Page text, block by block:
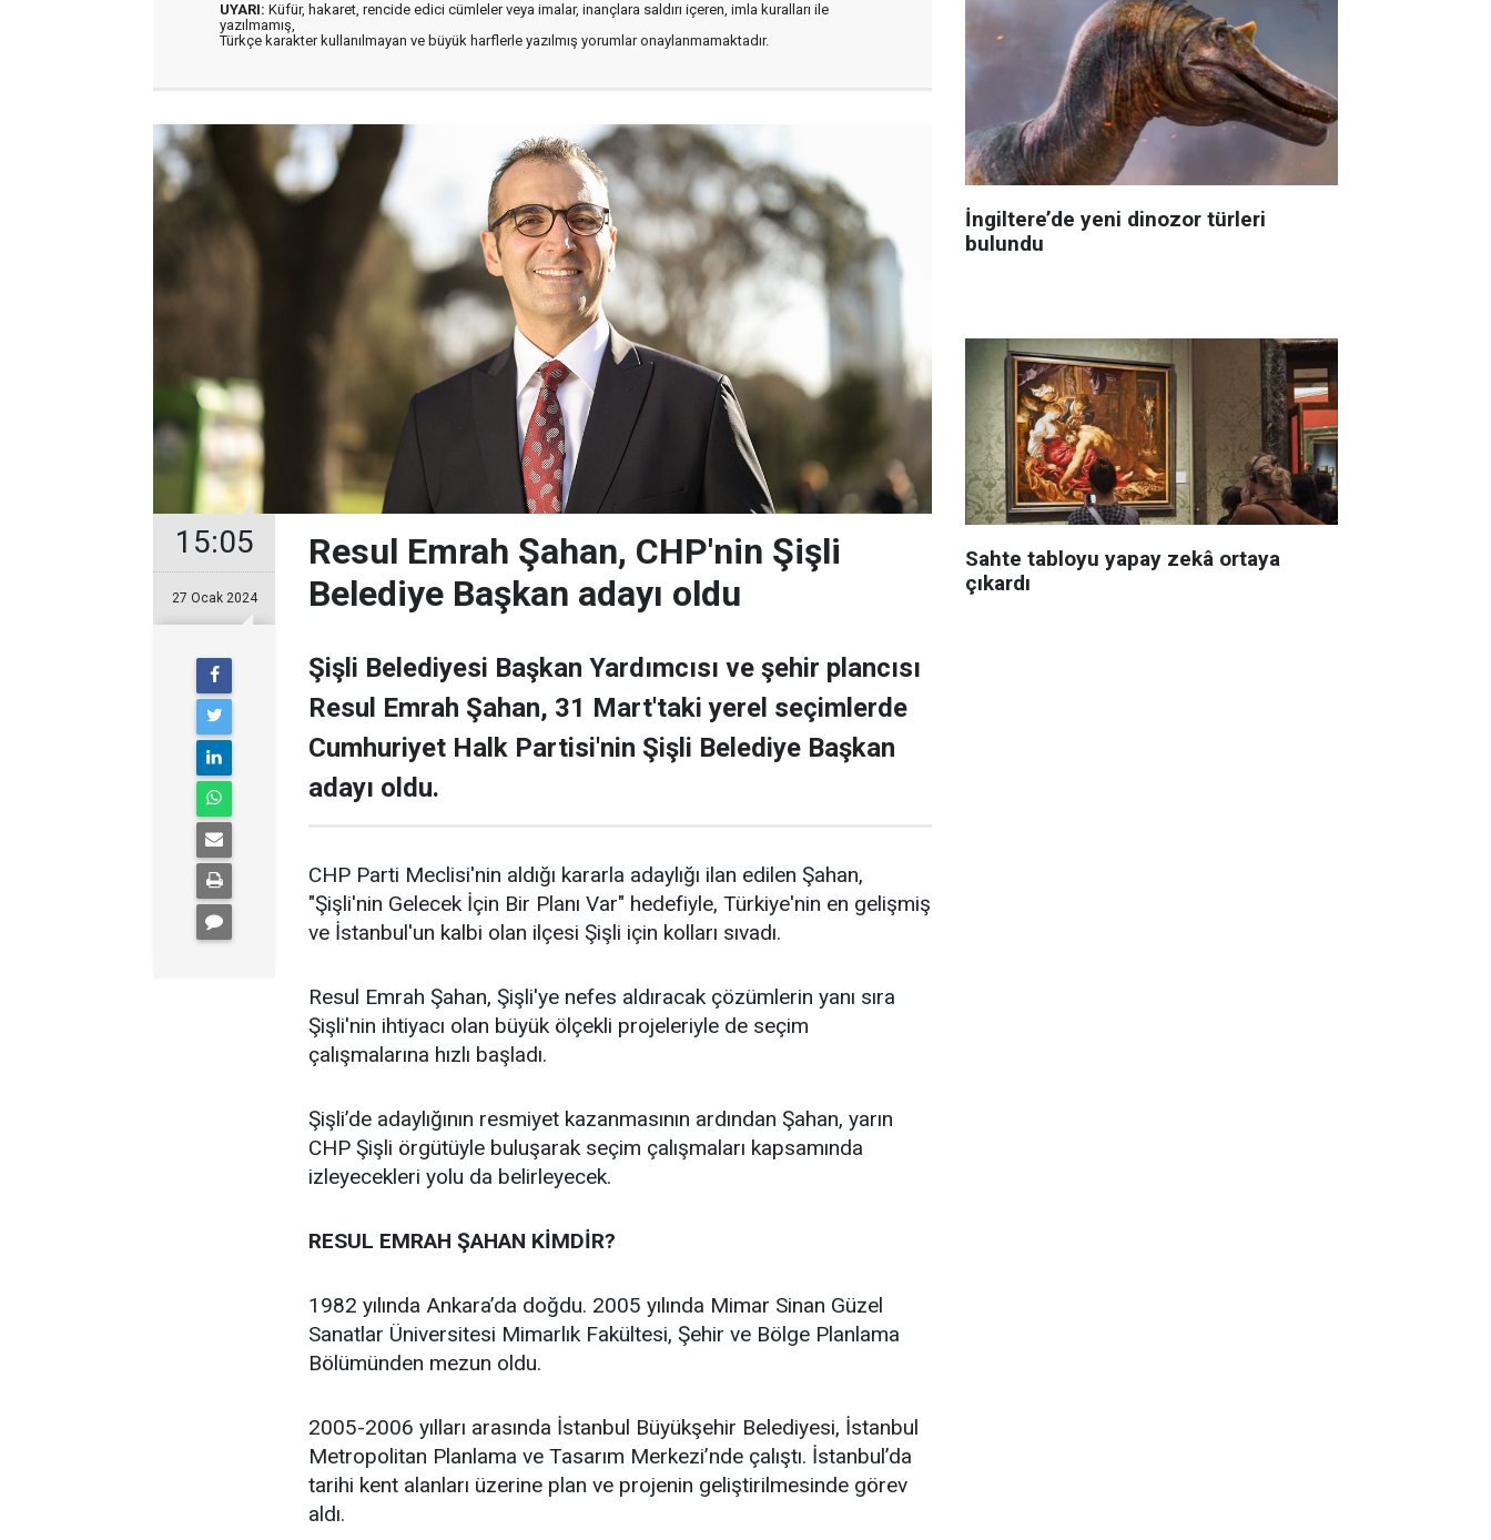
UYARI: Küfür, hakaret, rencide edici cümleler veya imalar, inançlara saldırı içeren, imla kuralları ile
yazılmamış,
Türkçe karakter kullanılmayan ve büyük harflerle yazılmış yorumlar onaylanmamaktadır.
15:05
27 Ocak 2024
Resul Emrah Şahan, CHP'nin Şişli
Belediye Başkan adayı oldu
Şişli Belediyesi Başkan Yardımcısı ve şehir plancısı
Resul Emrah Şahan, 31 Mart'taki yerel seçimlerde
Cumhuriyet Halk Partisi'nin Şişli Belediye Başkan
adayı oldu.
CHP Parti Meclisi'nin aldığı kararla adaylığı ilan edilen Şahan,
"Şişli'nin Gelecek İçin Bir Planı Var" hedefiyle, Türkiye'nin en gelişmiş
ve İstanbul'un kalbi olan ilçesi Şişli için kolları sıvadı.
Resul Emrah Şahan, Şişli'ye nefes aldıracak çözümlerin yanı sıra
Şişli'nin ihtiyacı olan büyük ölçekli projeleriyle de seçim
çalışmalarına hızlı başladı.
Şişli’de adaylığının resmiyet kazanmasının ardından Şahan, yarın
CHP Şişli örgütüyle buluşarak seçim çalışmaları kapsamında
izleyecekleri yolu da belirleyecek.
RESUL EMRAH ŞAHAN KİMDİR?
1982 yılında Ankara’da doğdu. 2005 yılında Mimar Sinan Güzel
Sanatlar Üniversitesi Mimarlık Fakültesi, Şehir ve Bölge Planlama
Bölümünden mezun oldu.
2005-2006 yılları arasında İstanbul Büyükşehir Belediyesi, İstanbul
Metropolitan Planlama ve Tasarım Merkezi’nde çalıştı. İstanbul’da
tarihi kent alanları üzerine plan ve projenin geliştirilmesinde görev
aldı.
İngiltere’de yeni dinozor türleri
bulundu
Sahte tabloyu yapay zekâ ortaya
çıkardı